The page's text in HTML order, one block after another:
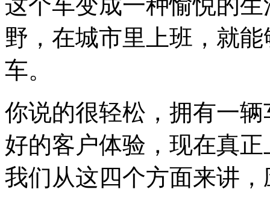
野，在城市里上班，就
车。
你说的很轻松，拥有一
好的客户体验，现在真
我们从这四个方面来讲